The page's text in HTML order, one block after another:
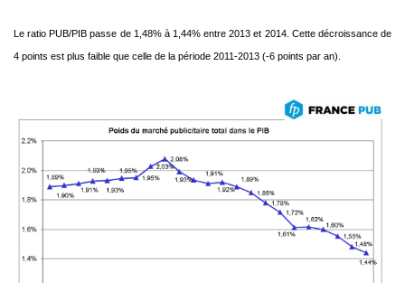
Le ratio PUB/PIB passe de 1,48% à 1,44% entre 2013 et 2014. Cette décroissance de
4 points est plus faible que celle de la période 2011-2013 (-6 points par an).